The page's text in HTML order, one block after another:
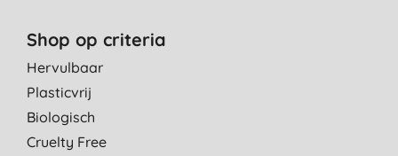
Shop op criteria
Hervulbaar
Plasticvrij
Biologisch
Cruelty Free